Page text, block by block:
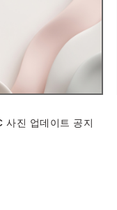
진 업데이트 공지